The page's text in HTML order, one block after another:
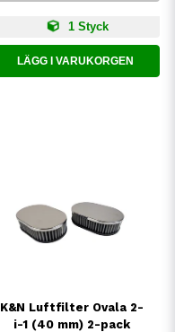
1 Styck
LÄGG I VARUKORGEN
K&N Luftfilter Ovala 2-
i-1 (40 mm) 2-pack